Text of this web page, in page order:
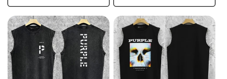
格
格